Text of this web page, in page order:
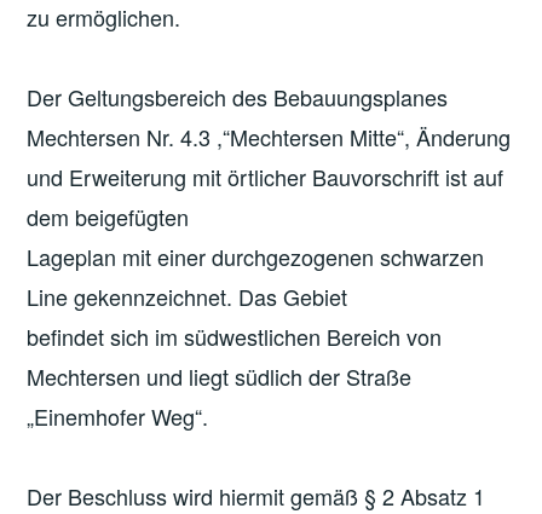
zu ermöglichen.
Der Geltungsbereich des Bebauungsplanes
Mechtersen Nr. 4.3 ,“Mechtersen Mitte“, Änderung
und Erweiterung mit örtlicher Bauvorschrift ist auf
dem beigefügten
Lageplan mit einer durchgezogenen schwarzen
Line gekennzeichnet. Das Gebiet
befindet sich im südwestlichen Bereich von
Mechtersen und liegt südlich der Straße
„Einemhofer Weg“.
Der Beschluss wird hiermit gemäß § 2 Absatz 1